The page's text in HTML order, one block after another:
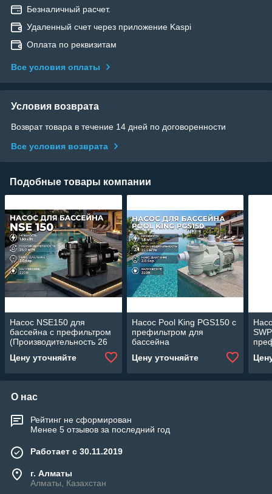
Безналичный расчет.
Удаленный счет через приложение Kaspi
Оплата по реквизитам
Все условия оплаты
Условия возврата
Возврат товара в течение 14 дней по договоренности
Все условия возврата
Подобные товары компании
Насос NSE150 для
бассейна c префильтром
(Производительность 26
Цену уточняйте
Насос Pool King PGS150 c
префильтром для
бассейна
(Производительность 22,5
м3/ч, мощность: 1,5 л/с,
Цену уточняйте
О нас
Рейтинг не сформирован
Менее 5 отзывов за последний год
Работает с 30.11.2019
г. Алматы
Алматы, Казахстан